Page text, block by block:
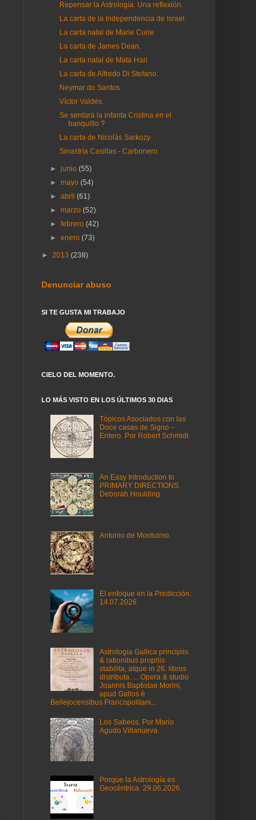
Repensar la Astrología. Una reflexión.
La carta de la Independencia de Israel.
La carta natal de Marie Curie
La carta de James Dean.
La carta natal de Mata Hari
La carta de Alfredo Di Stefano.
Neymar do Santos
Víctor Valdés.
Se sentará la infanta Cristina en el
banquillo ?
La carta de Nicolás Sarkozy
Sinastría Casillas - Carbonero.
►junio(55)
►mayo(54)
►abril(61)
►marzo(52)
►febrero(42)
►enero(73)
► 2013 (238)
Denunciar abuso
SI TE GUSTA MI TRABAJO
CIELO DEL MOMENTO.
LO MÁS VISTO EN LOS ÚLTIMOS 30 DIAS
Tópicos Asociados con las
Doce casas de Signo –
Entero. Por Robert Schmidt.
An Easy Introduction to
PRIMARY DIRECTIONS.
Deborah Houlding
Antonio de Montulmo.
El enfoque en la Predicción.
14.07.2026
Astrologia Gallica principiis
& rationibus propriis
stabilita, atque in 26. libros
distributa. ... Opera & studio
Joannis Baptistae Morini,
apud Gallos è
Bellejocensibus Francopolitani,..
Los Sabeos. Por Mario
Agudo Villanueva
Porque la Astrología es
Geocéntrica. 29.06.2026.